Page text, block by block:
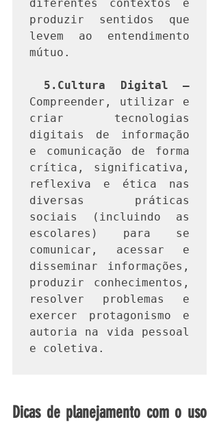
diferentes contextos e
produzir sentidos que
levem ao entendimento
mútuo.
5.Cultura Digital —
Compreender, utilizar e
criar tecnologias
digitais de informação
e comunicação de forma
crítica, significativa,
reflexiva e ética nas
diversas práticas
sociais (incluindo as
escolares) para se
comunicar, acessar e
disseminar informações,
produzir conhecimentos,
resolver problemas e
exercer protagonismo e
autoria na vida pessoal
e coletiva.
Dicas de planejamento com o uso